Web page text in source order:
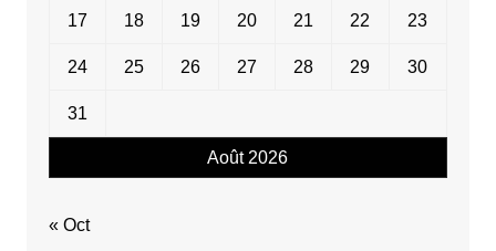
Août 2026
17 18 19 20 21 22 23
24 25 26 27 28 29 30
31
« Oct